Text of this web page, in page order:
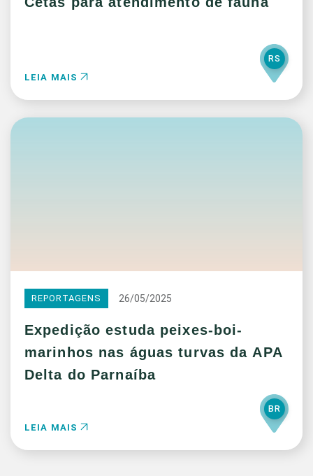
LEIA MAIS
RS
REPORTAGENS 26/05/2025
Expedição estuda peixes-boi-
marinhos nas águas turvas da APA
Delta do Parnaíba
LEIA MAIS
BR